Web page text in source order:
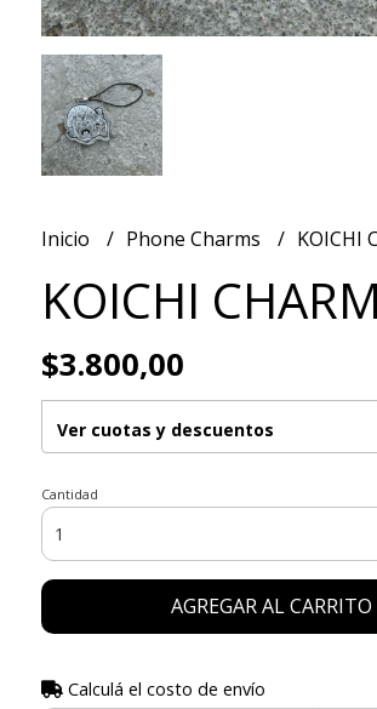
Inicio Phone Charms KOICHI
KOICHI CHARM
$3.800,00
Ver cuotas y descuentos
Cantidad
AGREGAR AL CARRITO
Calculá el costo de envío